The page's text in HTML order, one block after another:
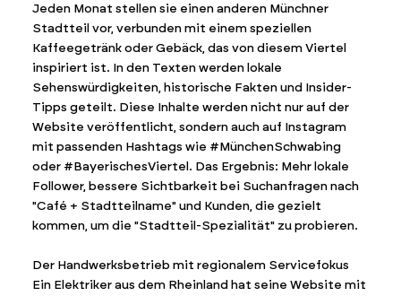
Jeden Monat stellen sie einen anderen Münchner
Stadtteil vor, verbunden mit einem speziellen
Kaffeegetränk oder Gebäck, das von diesem Viertel
inspiriert ist. In den Texten werden lokale
Sehenswürdigkeiten, historische Fakten und Insider-
Tipps geteilt. Diese Inhalte werden nicht nur auf der
Website veröffentlicht, sondern auch auf Instagram
mit passenden Hashtags wie #MünchenSchwabing
oder #BayerischesViertel. Das Ergebnis: Mehr lokale
Follower, bessere Sichtbarkeit bei Suchanfragen nach
"Café + Stadtteilname" und Kunden, die gezielt
kommen, um die "Stadtteil-Spezialität" zu probieren.
Der Handwerksbetrieb mit regionalem Servicefokus
Ein Elektriker aus dem Rheinland hat seine Website mit